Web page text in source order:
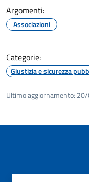
Argomenti:
Associazioni
Categorie:
Giustizia e sicurezza
Ultimo aggiornamento: